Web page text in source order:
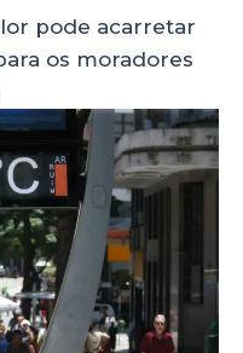
pode acarretar
os moradores